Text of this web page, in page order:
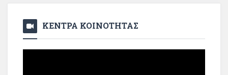
ΚΕΝΤΡΑ ΚΟΙΝΟΤΗΤΑΣ